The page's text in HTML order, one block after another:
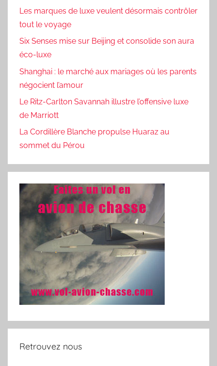
Les marques de luxe veulent désormais contrôler
tout le voyage
Six Senses mise sur Beijing et consolide son aura
éco-luxe
Shanghai : le marché aux mariages où les parents
négocient l’amour
Le Ritz-Carlton Savannah illustre l’offensive luxe
de Marriott
La Cordillère Blanche propulse Huaraz au
sommet du Pérou
Retrouvez nous